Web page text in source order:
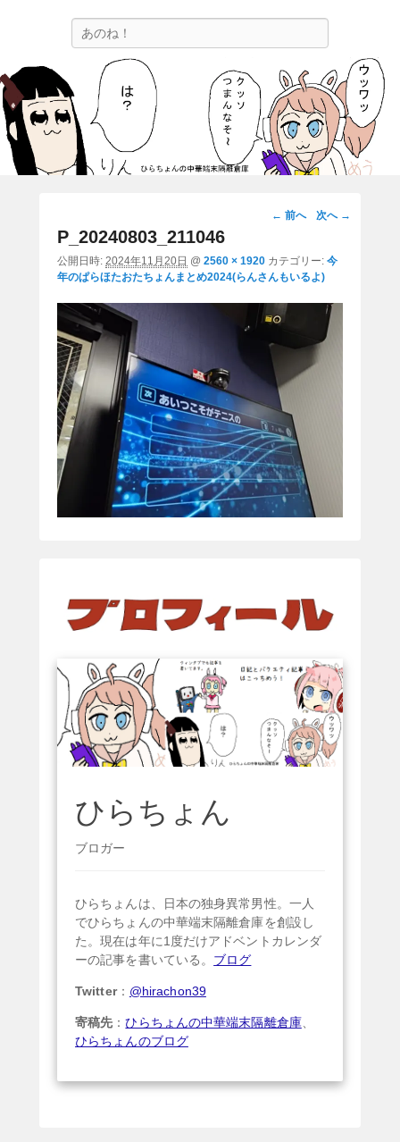
ひらちょんの中華端末隔離倉庫
ほたがページ上部にある検索バーを消してくれたサイトです。
画
ビ
ー
ン
← 前へ 次へ →
P_20240803_211046
公開日時: 2024年11月20日 @ 2560 × 1920 カテゴリー: 今
年のぱらほたおたちょんまとめ2024(らんさんもいるよ)
ひらちょん
ブロガー
ひらちょんは、日本の独身異常男性。一人
でひらちょんの中華端末隔離倉庫を創設し
た。現在は年に1度だけアドベントカレンダ
ーの記事を書いている。 ブログ
Twitter： @hirachon39
寄稿先 ：ひらちょんの中華端末隔離倉庫、
ひらちょんのブログ